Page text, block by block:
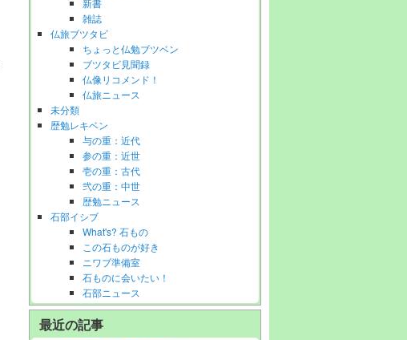
雑誌
仏旅ブツタビ
ちょっと仏勉ブツベン
ブツタビ見聞録
仏像リコメンド！
仏旅ニュース
未分類
歴勉レキベン
与の重：近代
参の重：近世
壱の重：古代
弐の重：中世
歴勉ニュース
石部イシブ
What's? 石もの
この石ものが好き
ニワブ準備室
石ものに会いたい！
石部ニュース
最近の記事